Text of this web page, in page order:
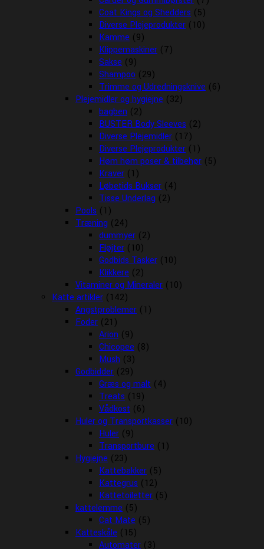
Coat Kings og Shedders (5)
Diverse Plejeprodukter (10)
Kamme (9)
Klippemaskiner (7)
Sakse (9)
Shampoo (29)
Trimme og Udredningsknive (6)
Plejemidler og hygiejne (32)
bagben (2)
BUSTER Body Sleeves (2)
Diverse Plejemidler (17)
Diverse Plejeprodukter (1)
Høm høm poser & tilbehør (5)
Kraver (1)
Løbetids Bukser (4)
Tisse Underlag (2)
Pools (1)
Træning (24)
dummyer (2)
Fløjter (10)
Godbids Tasker (10)
Klikkere (2)
Vitaminer og Mineraler (10)
Katte artikler (142)
Angstproblemer (1)
Foder (21)
Arion (9)
Chicopee (8)
Mush (3)
Godbidder (29)
Græs og malt (4)
Treats (19)
Vådkost (6)
Huler og Transportkasser (10)
Huler (9)
Transportbure (1)
Hygiejne (23)
Kattebakker (5)
Kattegrus (12)
Kattetoiletter (5)
kattelemme (5)
Cat Mate (5)
Katteskåle (15)
Automater (3)